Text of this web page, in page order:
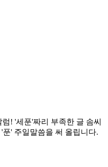
! '세푼'짜리 부족한 글 솜씨
푼' 주일말씀을 써 올립니다.